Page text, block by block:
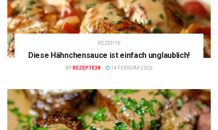
REZEPTE
Diese Hähnchensauce ist einfach unglaublich!
BY REZEPTE38 14 FEBRUAR 2026